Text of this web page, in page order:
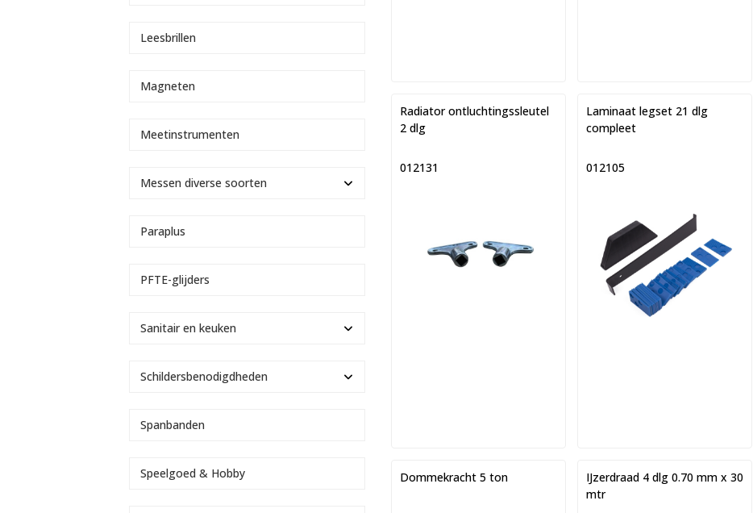
Radiator ontluchtingssleutel
2 dlg
012131
Laminaat legset 21 dlg
compleet
012105
Dommekracht 5 ton
IJzerdraad 4 dlg 0.70 mm x 30
mtr
Leesbrillen
Magneten
Meetinstrumenten
Messen diverse soorten
Paraplus
PFTE-glijders
Sanitair en keuken
Schildersbenodigdheden
Spanbanden
Speelgoed & Hobby